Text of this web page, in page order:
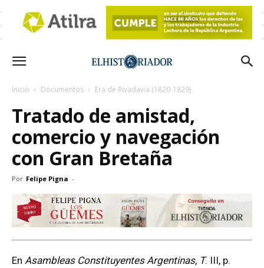
Inicio Documentos Era de Rivadavia (1820-1829)
Tratado de amistad,
comercio y navegación
con Gran Bretaña
Por Felipe Pigna -
En Asambleas Constituyentes Argentinas, T. III, p.